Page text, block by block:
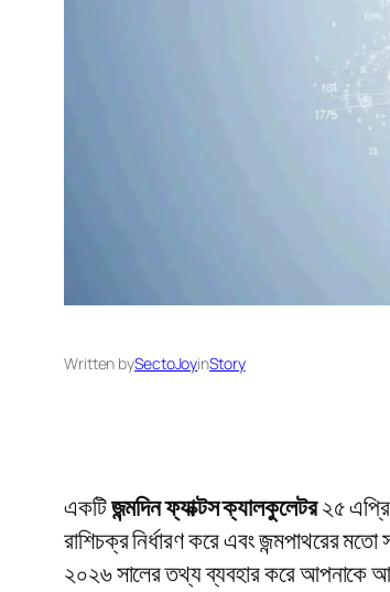
Written bySectoJoyinStory
একটিজন্মদিন ফ্যাক্টস ক্যালকুলেটর২৫
রাশিচক্র নির্ধারণ করে এবং জন্মপাথরের
২০২৬ সালের তথ্য ব্যবহার করে আপনাকে